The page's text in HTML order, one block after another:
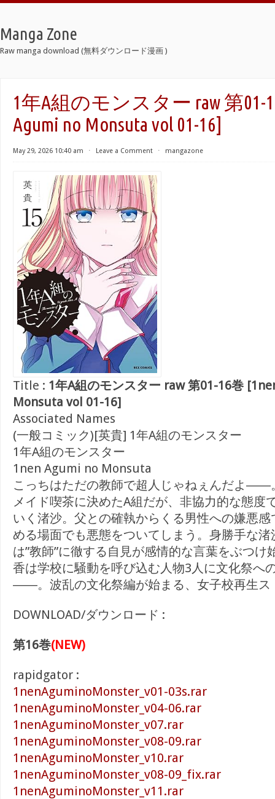
Manga Zone
Raw manga download (無料ダウンロード漫画 )
1年A組のモンスター raw 第01-
Agumi no Monsuta vol 01-16]
May 29, 2026 10:40 am ⋅ Leave a Comment ⋅ mangazone
Title : 1年A組のモンスター raw 第01-16巻
Monsuta vol 01-16]
Associated Names
(一般コミック)[英貴] 1年A組のモンスター
1年A組のモンスター
1nen Agumi no Monsuta
こっちはただの教師で超人じゃねぇんだよ――
メイド喫茶に決めたA組だが、非協力的な態度
いく渚沙。父との確執からくる男性への嫌悪
める場面でも悪態をついてしまう。身勝手な
は”教師”に徹する自見が感情的な言葉をぶつけ
香は学校に騒動を呼び込む人物3人に文化祭へ
――。波乱の文化祭編が始まる、女子校再生ス
DOWNLOAD/ダウンロード :
第16巻(NEW)
rapidgator :
1nenAguminoMonster_v01-03s.rar
1nenAguminoMonster_v04-06.rar
1nenAguminoMonster_v07.rar
1nenAguminoMonster_v08-09.rar
1nenAguminoMonster_v10.rar
1nenAguminoMonster_v08-09_fix.rar
1nenAguminoMonster_v11.rar